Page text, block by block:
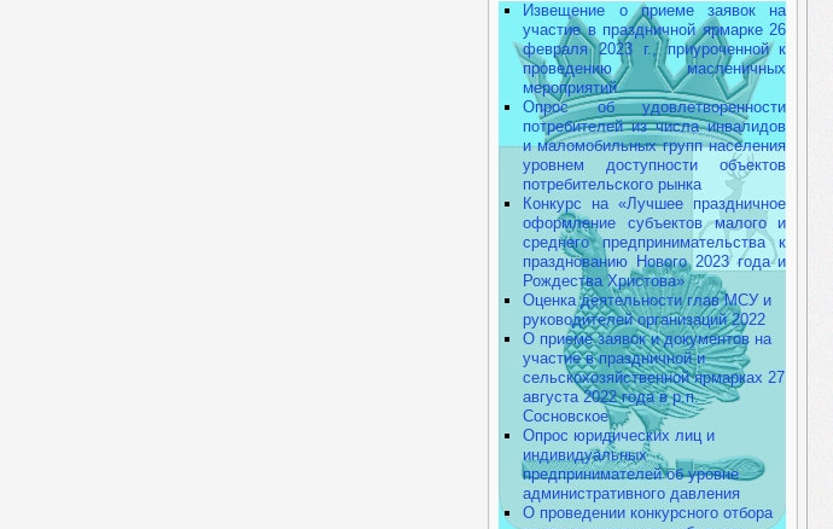
Извещение о приеме заявок на
участие в праздничной ярмарке 26
февраля 2023 г., приуроченной к
проведению масленичных
мероприятий
Опрос об удовлетворенности
потребителей из числа инвалидов
и маломобильных групп населения
уровнем доступности объектов
потребительского рынка
Конкурс на «Лучшее праздничное
оформление субъектов малого и
среднего предпринимательства к
празднованию Нового 2023 года и
Рождества Христова»
Оценка деятельности глав МСУ и
руководителей организаций 2022
О приеме заявок и документов на
участие в праздничной и
сельскохозяйственной ярмарках 27
августа 2022 года в р.п.
Сосновское
Опрос юридических лиц и
индивидуальных
предпринимателей об уровне
административного давления
О проведении конкурсного отбора